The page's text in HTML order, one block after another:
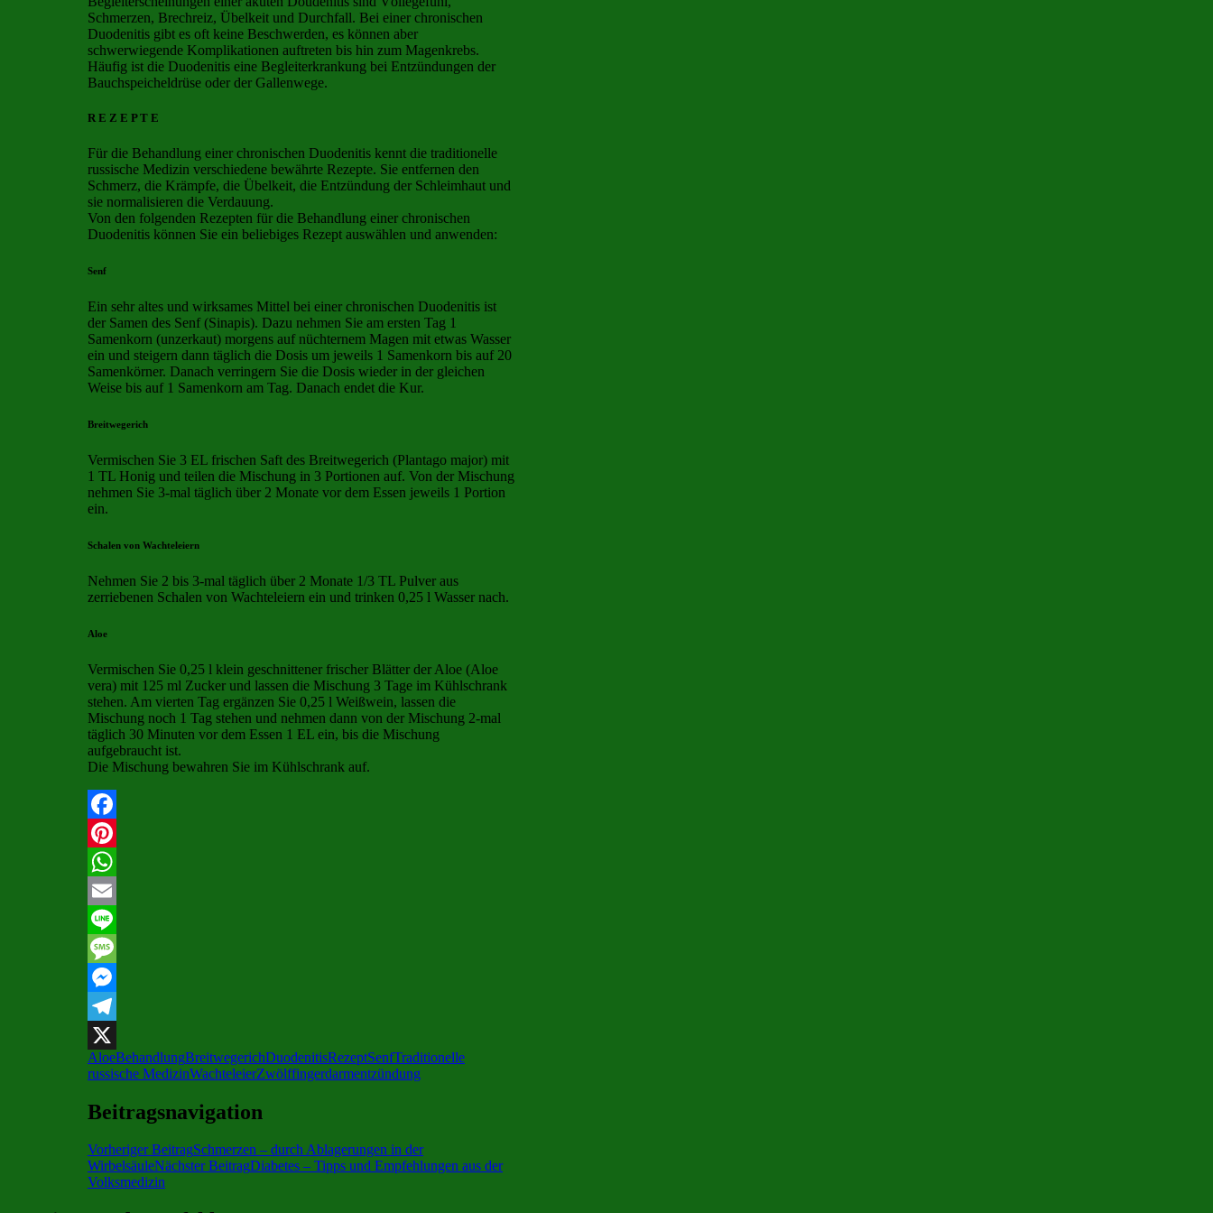
Schmerzen, Brechreiz, Übelkeit und Durchfall. Bei einer chronischen
Duodenitis gibt es oft keine Beschwerden, es können aber
schwerwiegende Komplikationen auftreten bis hin zum Magenkrebs.
Häufig ist die Duodenitis eine Begleiterkrankung bei Entzündungen der
Bauchspeicheldrüse oder der Gallenwege.
R E Z E P T E
Für die Behandlung einer chronischen Duodenitis kennt die traditionelle
russische Medizin verschiedene bewährte Rezepte. Sie entfernen den
Schmerz, die Krämpfe, die Übelkeit, die Entzündung der Schleimhaut und
sie normalisieren die Verdauung.
Von den folgenden Rezepten für die Behandlung einer chronischen
Duodenitis können Sie ein beliebiges Rezept auswählen und anwenden:
Senf
Ein sehr altes und wirksames Mittel bei einer chronischen Duodenitis ist
der Samen des Senf (Sinapis). Dazu nehmen Sie am ersten Tag 1
Samenkorn (unzerkaut) morgens auf nüchternem Magen mit etwas Wasser
ein und steigern dann täglich die Dosis um jeweils 1 Samenkorn bis auf 20
Samenkörner. Danach verringern Sie die Dosis wieder in der gleichen
Weise bis auf 1 Samenkorn am Tag. Danach endet die Kur.
Breitwegerich
Vermischen Sie 3 EL frischen Saft des Breitwegerich (Plantago major) mit
1 TL Honig und teilen die Mischung in 3 Portionen auf. Von der Mischung
nehmen Sie 3-mal täglich über 2 Monate vor dem Essen jeweils 1 Portion
ein.
Schalen von Wachteleiern
Nehmen Sie 2 bis 3-mal täglich über 2 Monate 1/3 TL Pulver aus
zerriebenen Schalen von Wachteleiern ein und trinken 0,25 l Wasser nach.
Aloe
Vermischen Sie 0,25 l klein geschnittener frischer Blätter der Aloe (Aloe
vera) mit 125 ml Zucker und lassen die Mischung 3 Tage im Kühlschrank
stehen. Am vierten Tag ergänzen Sie 0,25 l Weißwein, lassen die
Mischung noch 1 Tag stehen und nehmen dann von der Mischung 2-mal
täglich 30 Minuten vor dem Essen 1 EL ein, bis die Mischung
aufgebraucht ist.
Die Mischung bewahren Sie im Kühlschrank auf.
Facebook
Pinterest
WhatsApp
Email
Line
Message
Messenger
Telegram
X
AloeBehandlungBreitwegerichDuodenitisRezeptSenfTraditionelle
russische MedizinWachteleierZwölffingerdarmentzündung
Beitragsnavigation
Vorheriger BeitragSchmerzen – durch Ablagerungen in der
WirbelsäuleNächster BeitragDiabetes – Tipps und Empfehlungen aus der
Volksmedizin